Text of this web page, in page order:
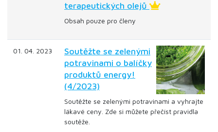
terapeutických olejů
Obsah pouze pro členy
01. 04. 2023
Soutěžte se zelenými
potravinami o balíčky
produktů energy!
(4/2023)
Soutěžte se zelenými potravinami a vyhrajte
lákavé ceny. Zde si můžete přečíst pravidla
soutěže.